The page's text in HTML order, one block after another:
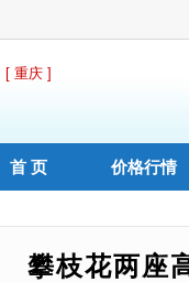
[ 重庆 ]
首 页 价格行情
攀枝花两座